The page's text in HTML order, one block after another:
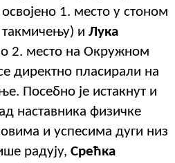
освојено 1. место у стоном
и Лука
2. место на Окружном
директно пласирали на
Посебно је истакнут и
наставника физичке
и успесима дуги низ
радују, Срећка